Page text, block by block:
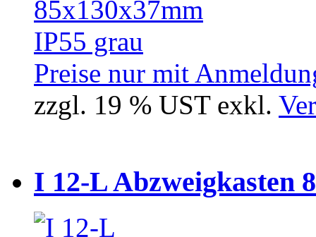
Preise nur mit
zzgl. 19 % UST exkl.
I 12-L Abzweigkasten